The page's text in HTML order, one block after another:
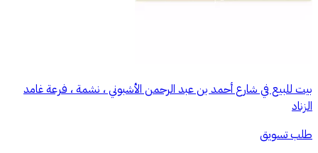
بيت للبيع في شارع أحمد بن عبد الرحمن الأشبوني ، نشمة ، فرعة غامد
الزناد
طلب تسويق